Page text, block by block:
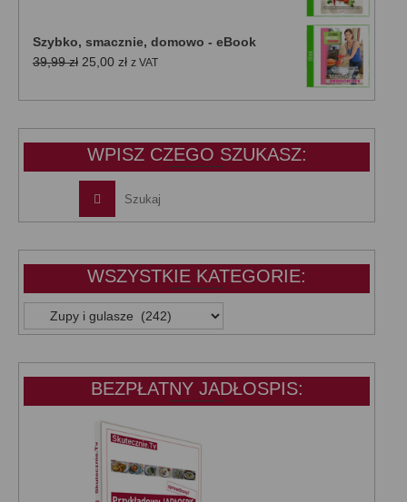
39,99 zł.25,00 zł.
Szybko, smacznie, domowo - eBook
39,99zł Pierwotna
wynosiła:
25,00 złAktualna
wynosi:
z VAT
WPISZ CZEGO SZUKASZ:
WSZYSTKIE KATEGORIE:
WSZYSTKIE
KATEGORIE:
BEZPŁATNY JADŁOSPIS: